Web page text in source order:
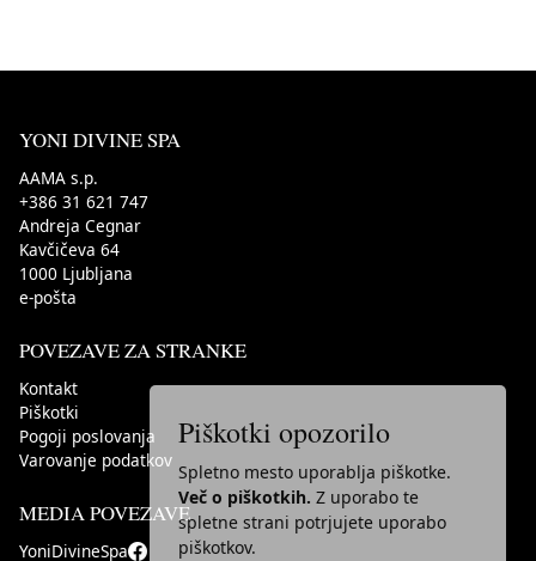
YONI DIVINE SPA
AAMA s.p.
+386 31 621 747
Andreja Cegnar
Kavčičeva 64
1000 Ljubljana
e-pošta
POVEZAVE ZA STRANKE
Kontakt
Piškotki
Pogoji poslovanja
Varovanje podatkov
MEDIA POVEZAVE
YoniDivineSpa
Piškotki opozorilo
Spletno mesto uporablja piškotke.
Več o piškotkih. Z uporabo te
spletne strani potrjujete uporabo
piškotkov.